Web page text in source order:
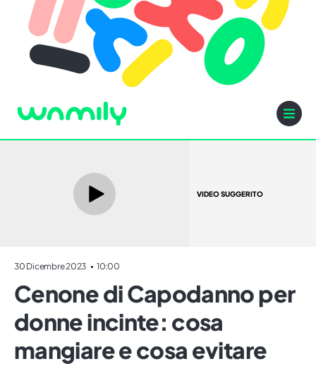
VIDEO SUGGERITO
30 Dicembre 2023 10:00
Cenone di Capodanno per
donne incinte: cosa
mangiare e cosa evitare